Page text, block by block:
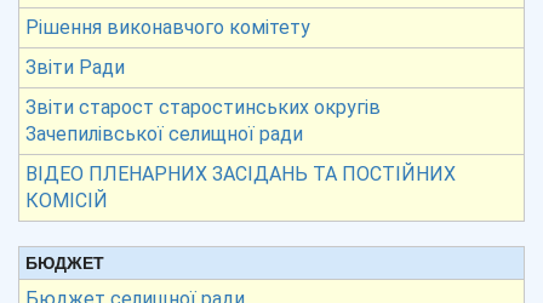
Рішення виконавчого комітету
Звіти Ради
Звіти старост старостинських округів
Зачепилівської селищної ради
ВІДЕО ПЛЕНАРНИХ ЗАСІДАНЬ ТА ПОСТІЙНИХ
КОМІСІЙ
БЮДЖЕТ